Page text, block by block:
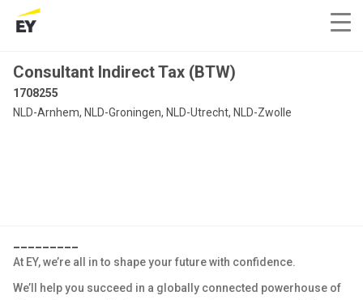
Consultant Indirect Tax (BTW)
1708255
NLD-Arnhem, NLD-Groningen, NLD-Utrecht, NLD-Zwolle
At EY, we’re all in to shape your future with confidence.
We’ll help you succeed in a globally connected powerhouse of